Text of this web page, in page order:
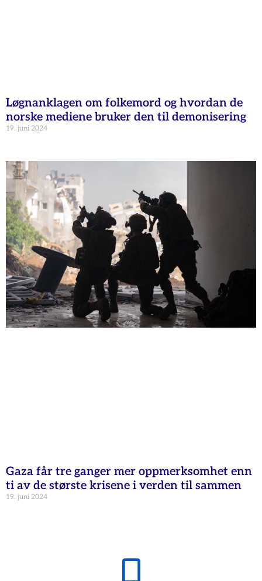
Løgnanklagen om folkemord og hvordan de
norske mediene bruker den til demonisering
19. juni 2024
Gaza får tre ganger mer oppmerksomhet enn
ti av de største krisene i verden til sammen
19. juni 2024